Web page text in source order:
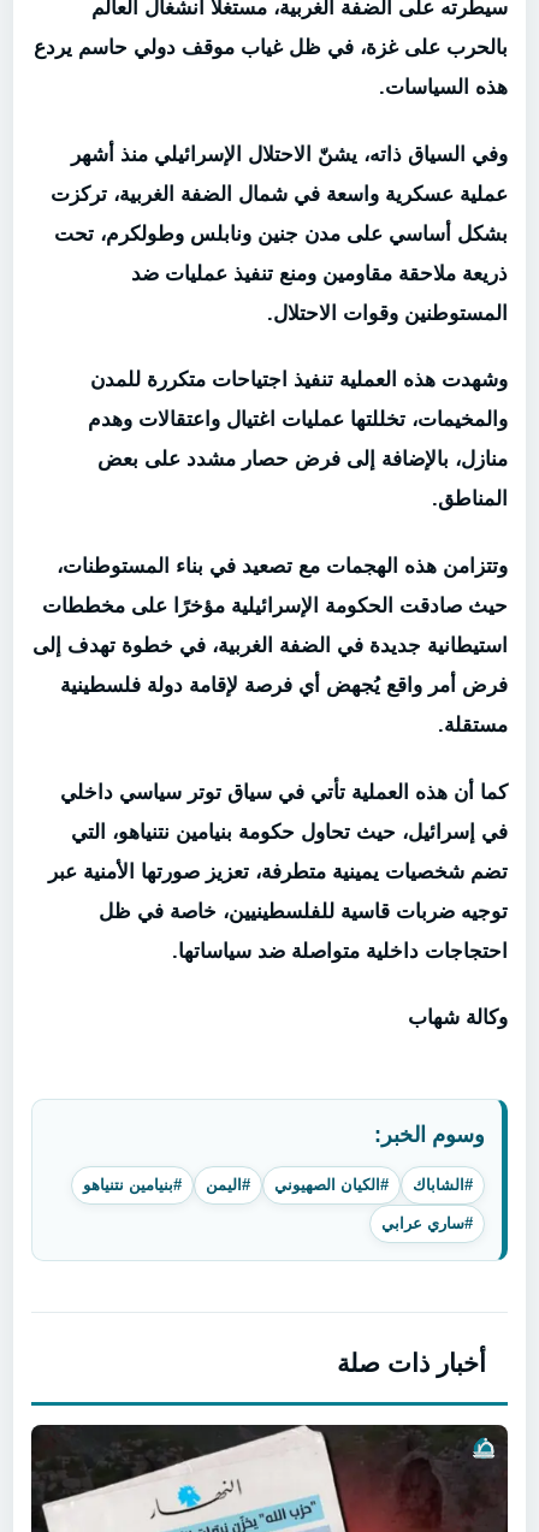
سيطرته على الضفة الغربية، مستغلًا انشغال العالم
بالحرب على غزة، في ظل غياب موقف دولي حاسم يردع
هذه السياسات.
وفي السياق ذاته، يشنّ الاحتلال الإسرائيلي منذ أشهر
عملية عسكرية واسعة في شمال الضفة الغربية، تركزت
بشكل أساسي على مدن جنين ونابلس وطولكرم، تحت
ذريعة ملاحقة مقاومين ومنع تنفيذ عمليات ضد
المستوطنين وقوات الاحتلال.
وشهدت هذه العملية تنفيذ اجتياحات متكررة للمدن
والمخيمات، تخللتها عمليات اغتيال واعتقالات وهدم
منازل، بالإضافة إلى فرض حصار مشدد على بعض
المناطق.
وتتزامن هذه الهجمات مع تصعيد في بناء المستوطنات،
حيث صادقت الحكومة الإسرائيلية مؤخرًا على مخططات
استيطانية جديدة في الضفة الغربية، في خطوة تهدف إلى
فرض أمر واقع يُجهض أي فرصة لإقامة دولة فلسطينية
مستقلة.
كما أن هذه العملية تأتي في سياق توتر سياسي داخلي
في إسرائيل، حيث تحاول حكومة بنيامين نتنياهو، التي
تضم شخصيات يمينية متطرفة، تعزيز صورتها الأمنية عبر
توجيه ضربات قاسية للفلسطينيين، خاصة في ظل
احتجاجات داخلية متواصلة ضد سياساتها.
وكالة شهاب
وسوم الخبر:
#الشاباك #الكيان الصهيوني #اليمن #بنيامين نتنياهو
#ساري عرابي
أخبار ذات صلة